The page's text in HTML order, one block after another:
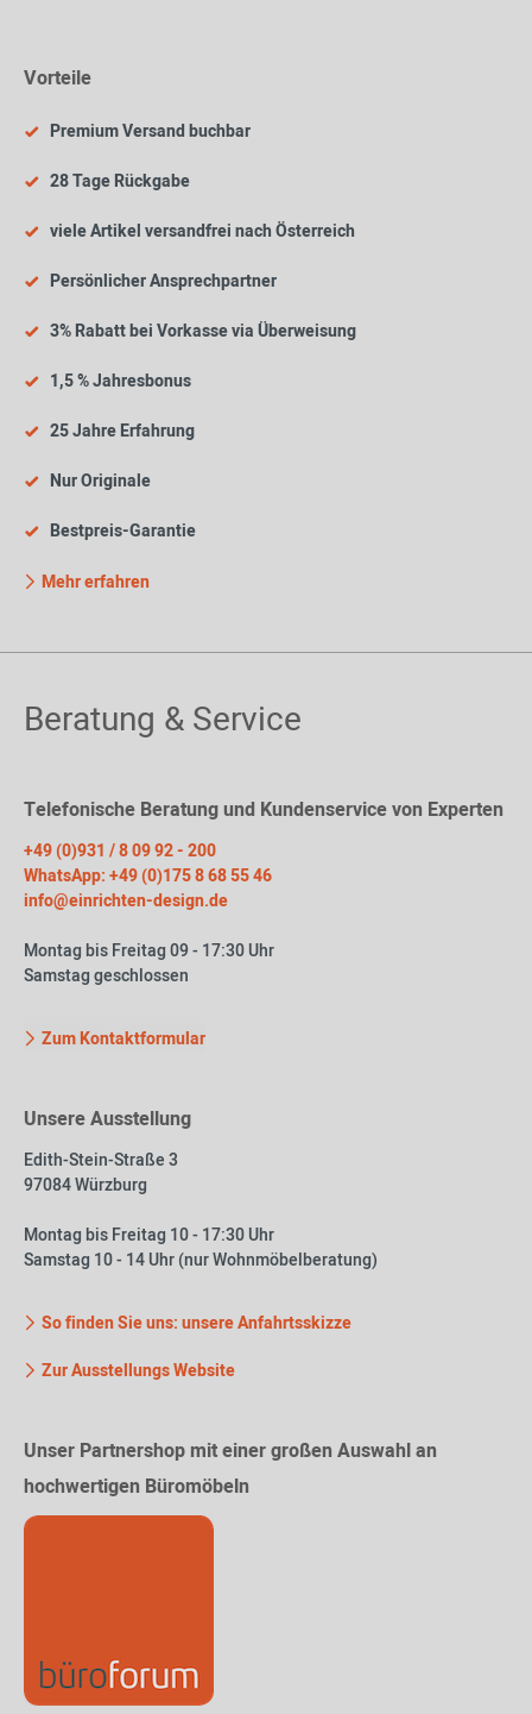
Vorteile
Premium Versand buchbar
28 Tage Rückgabe
viele Artikel versandfrei nach Österreich
Persönlicher Ansprechpartner
3% Rabatt bei Vorkasse via Überweisung
1,5 % Jahresbonus
25 Jahre Erfahrung
Nur Originale
Bestpreis-Garantie
Mehr erfahren
Beratung & Service
Telefonische Beratung und Kundenservice von Experten
+49 (0)931 / 8 09 92 - 200
WhatsApp: +49 (0)175 8 68 55 46
info@einrichten-design.de
Montag bis Freitag 09 - 17:30 Uhr
Samstag geschlossen
Zum Kontaktformular
Unsere Ausstellung
Edith-Stein-Straße 3
97084 Würzburg
Montag bis Freitag 10 - 17:30 Uhr
Samstag 10 - 14 Uhr (nur Wohnmöbelberatung)
So finden Sie uns: unsere Anfahrtsskizze
Zur Ausstellungs Website
Unser Partnershop mit einer großen Auswahl an
hochwertigen Büromöbeln